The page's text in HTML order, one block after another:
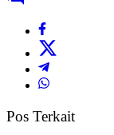
Pos Terkait